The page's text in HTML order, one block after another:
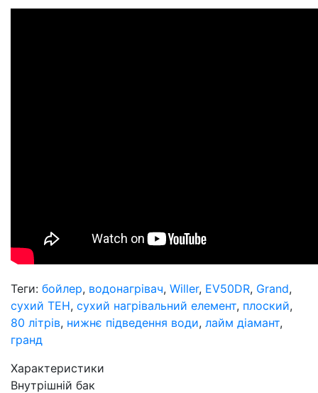
Теги: бойлер, водонагрівач, Willer, EV50DR, Grand,
сухий ТЕН, сухий нагрівальний елемент, плоский,
80 літрів, нижнє підведення води, лайм діамант,
гранд
Характеристики
Внутрішній бак